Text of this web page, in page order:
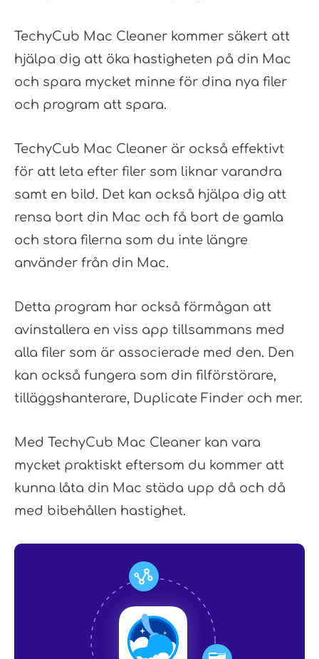
TechyCub Mac Cleaner kommer säkert att
hjälpa dig att öka hastigheten på din Mac
och spara mycket minne för dina nya filer
och program att spara.
TechyCub Mac Cleaner är också effektivt
för att leta efter filer som liknar varandra
samt en bild. Det kan också hjälpa dig att
rensa bort din Mac och få bort de gamla
och stora filerna som du inte längre
använder från din Mac.
Detta program har också förmågan att
avinstallera en viss app tillsammans med
alla filer som är associerade med den. Den
kan också fungera som din filförstörare,
tilläggshanterare, Duplicate Finder och mer.
Med TechyCub Mac Cleaner kan vara
mycket praktiskt eftersom du kommer att
kunna låta din Mac städa upp då och då
med bibehållen hastighet.